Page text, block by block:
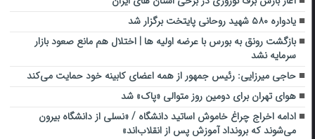
یادواره ۵۸۰ شهید روحانی پایتخت برگزار شد
بازگشت رونق به بورس با عرضه اولیه ها | اختلال هم مانع صعود بازار
سرمایه نشد
حاجی میرزایی: رئیس جمهور از همه اعضای کابینه خود حمایت می‌کند
هوای تهران برای دومین روز متوالی «پاک» شد
ادامه اخراج چراغ خاموش اساتید دانشگاه / «نسلی از دانشگاه بیرون
می‌شوند که برونداد آموزش پس از انقلاب‌اند»